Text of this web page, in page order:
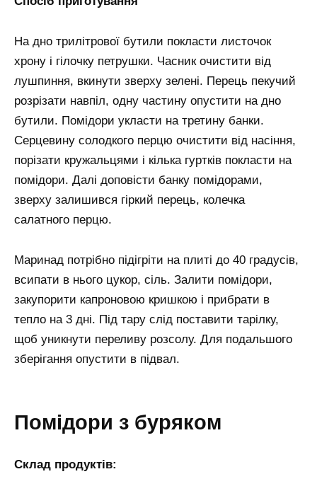
На дно трилітрової бутили покласти листочок
хрону і гілочку петрушки. Часник очистити від
лушпиння, вкинути зверху зелені. Перець пекучий
розрізати навпіл, одну частину опустити на дно
бутили. Помідори укласти на третину банки.
Серцевину солодкого перцю очистити від насіння,
порізати кружальцями і кілька гуртків покласти на
помідори. Далі доповісти банку помідорами,
зверху залишився гіркий перець, колечка
салатного перцю.
Маринад потрібно підігріти на плиті до 40 градусів,
всипати в нього цукор, сіль. Залити помідори,
закупорити капроновою кришкою і прибрати в
тепло на 3 дні. Під тару слід поставити тарілку,
щоб уникнути переливу розсолу. Для подальшого
зберігання опустити в підвал.
Помідори з буряком
Склад продуктів: